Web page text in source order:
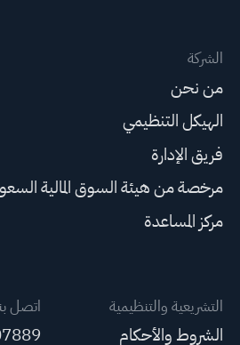
الشركة
من نحن
الهيكل التنظيمي
فريق الإدارة
مرخصة من هيئة السوق المالية
مركز المساعدة
التشريعية والتنظيمية
الشروط والأحكام
اتصل